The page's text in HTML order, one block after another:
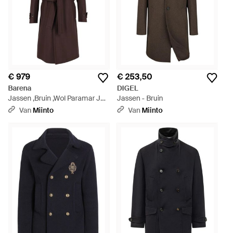
€ 979
Barena
Jassen ,Bruin ,Wol Paramar Jas
- Bruin
Van Miinto
€ 253,50
DIGEL
Jassen - Bruin
Van Miinto